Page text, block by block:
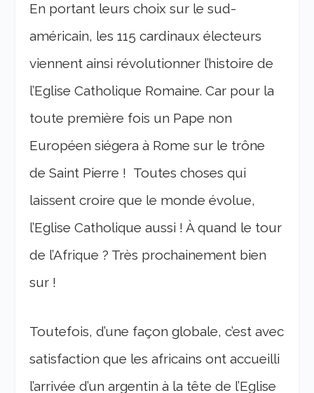
En portant leurs choix sur le sud-
américain, les 115 cardinaux électeurs
viennent ainsi révolutionner l’histoire de
l’Eglise Catholique Romaine. Car pour la
toute première fois un Pape non
Européen siégera à Rome sur le trône
de Saint Pierre ! Toutes choses qui
laissent croire que le monde évolue,
l’Eglise Catholique aussi ! À quand le tour
de l’Afrique ? Très prochainement bien
sur !
Toutefois, d’une façon globale, c’est avec
satisfaction que les africains ont accueilli
l’arrivée d’un argentin à la tête de l’Eglise